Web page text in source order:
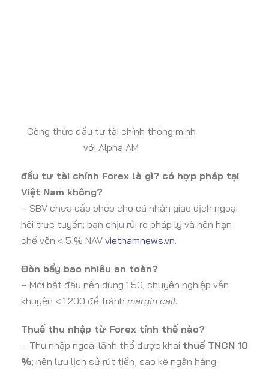
Công thức đầu tư tài chính thông minh
với Alpha AM
đầu tư tài chính Forex là gì? có hợp pháp tại
Việt Nam không?
– SBV chưa cấp phép cho cá nhân giao dịch ngoại
hối trực tuyến; bạn chịu rủi ro pháp lý và nên hạn
chế vốn < 5 % NAV vietnamnews.vn.
Đòn bẩy bao nhiêu an toàn?
– Mới bắt đầu nên dùng 1:50; chuyên nghiệp vẫn
khuyên < 1:200 để tránh margin call.
Thuế thu nhập từ Forex tính thế nào?
– Thu nhập ngoài lãnh thổ được khai thuế TNCN 10
%; nên lưu lịch sử rút tiền, sao kê ngân hàng.